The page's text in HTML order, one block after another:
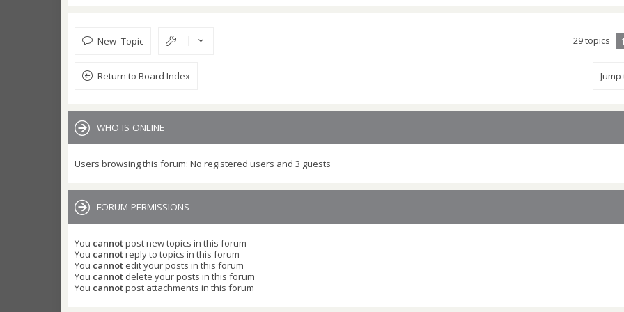
New Topic 29 topics 1
Return to Board Index Jump
WHO IS ONLINE
Users browsing this forum: No registered users and 3 guests
FORUM PERMISSIONS
You cannotpost new topics in this forum
You cannotreply to topics in this forum
You cannot edit your posts in this forum
You cannot delete your posts in this forum
You cannotpost attachments in this forum